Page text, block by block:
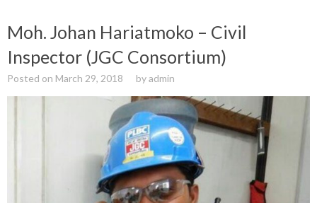
Moh. Johan Hariatmoko – Civil
Inspector (JGC Consortium)
Posted on March 29, 2018 byadmin